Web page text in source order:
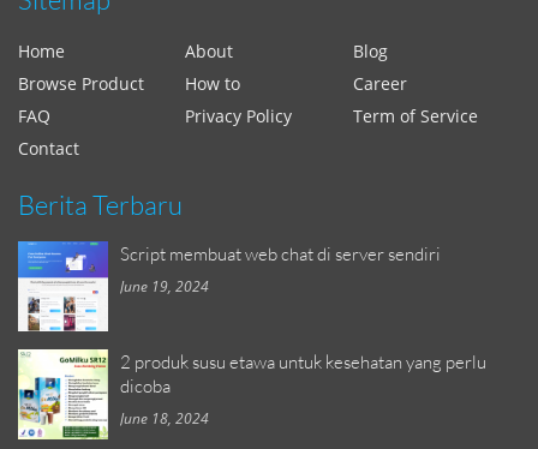
Home About
Blog
Browse Product
How to
Career
FAQ
Privacy Policy
Term of Service
Contact
Berita Terbaru
Script membuat web chat di server sendiri
June 19, 2024
2 produk susu etawa untuk kesehatan yang perlu
dicoba
June 18, 2024